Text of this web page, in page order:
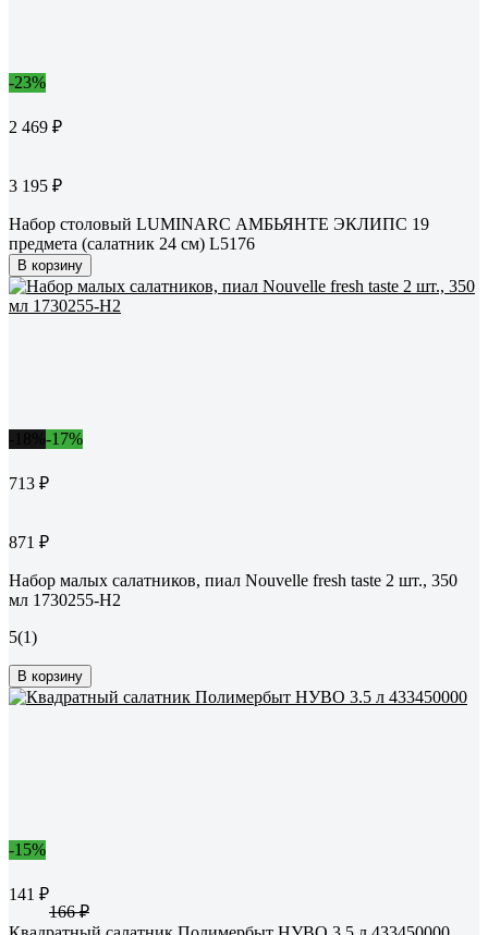
-23%
2 469 ₽
3 195 ₽
Набор столовый LUMINARC АМБЬЯНТЕ ЭКЛИПС 19
предмета (салатник 24 см) L5176
В корзину
-17%
713 ₽
871 ₽
Набор малых салатников, пиал Nouvelle fresh taste 2 шт., 350
мл 1730255-Н2
5(1)
В корзину
-15%
141 ₽
166 ₽